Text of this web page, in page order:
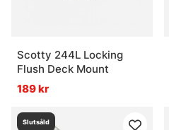
Scotty 244L Locking
Flush Deck Mount
189 kr
Slutsåld